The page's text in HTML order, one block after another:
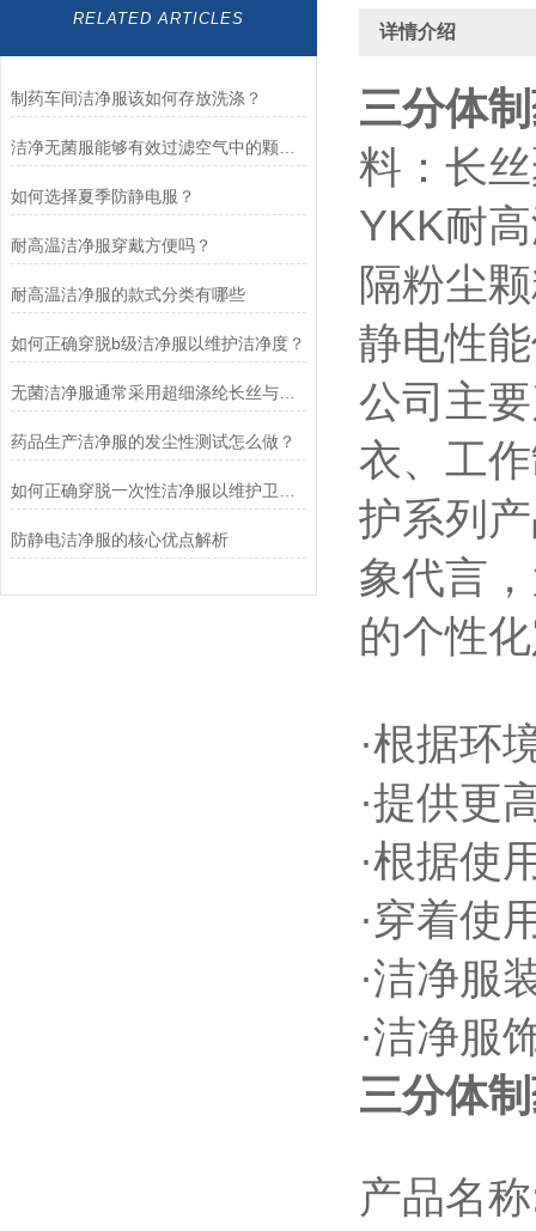
RELATED ARTICLES
制药车间洁净服该如何存放洗涤？
洁净无菌服能够有效过滤空气中的颗粒物和微生物
如何选择夏季防静电服？
耐高温洁净服穿戴方便吗？
耐高温洁净服的款式分类有哪些
如何正确穿脱b级洁净服以维护洁净度？
无菌洁净服通常采用超细涤纶长丝与导电纤维嵌织而成
药品生产洁净服的发尘性测试怎么做？
防静电洁净服的核心优点解析
详情介绍
三分体
料：长
YKK耐
隔粉尘
静电性
公司主
衣、工
护系列
象代言
的个性
·根据环
·提供更
·根据使
·穿着使
·洁净服
·洁净服
三分体
产品名